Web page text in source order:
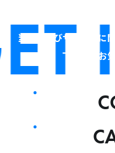
当社およびサービスに
下記よりお